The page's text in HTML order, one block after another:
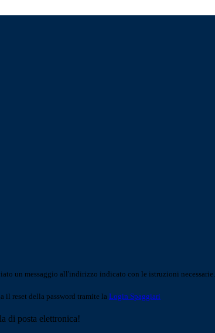
un messaggio all'indirizzo indicato con le istruzioni necessarie.
il reset della password tramite la Login Spaggiari
di posta elettronica!